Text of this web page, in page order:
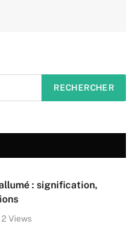
: signification,
2 Views